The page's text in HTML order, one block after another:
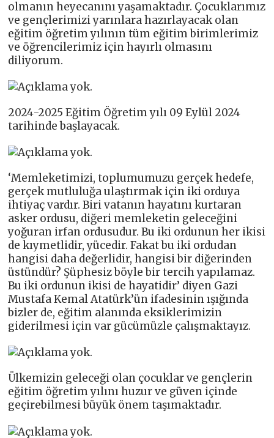
olmanın heyecanını yaşamaktadır. Çocuklarımız
ve gençlerimizi yarınlara hazırlayacak olan
eğitim öğretim yılının tüm eğitim birimlerimiz
ve öğrencilerimiz için hayırlı olmasını
diliyorum.
2024-2025 Eğitim Öğretim yılı 09 Eylül 2024
tarihinde başlayacak.
‘Memleketimizi, toplumumuzu gerçek hedefe,
gerçek mutluluğa ulaştırmak için iki orduya
ihtiyaç vardır. Biri vatanın hayatını kurtaran
asker ordusu, diğeri memleketin geleceğini
yoğuran irfan ordusudur. Bu iki ordunun her ikisi
de kıymetlidir, yücedir. Fakat bu iki ordudan
hangisi daha değerlidir, hangisi bir diğerinden
üstündür? Şüphesiz böyle bir tercih yapılamaz.
Bu iki ordunun ikisi de hayatidir’ diyen Gazi
Mustafa Kemal Atatürk’ün ifadesinin ışığında
bizler de, eğitim alanında eksiklerimizin
giderilmesi için var gücümüzle çalışmaktayız.
Ülkemizin geleceği olan çocuklar ve gençlerin
eğitim öğretim yılını huzur ve güven içinde
geçirebilmesi büyük önem taşımaktadır.